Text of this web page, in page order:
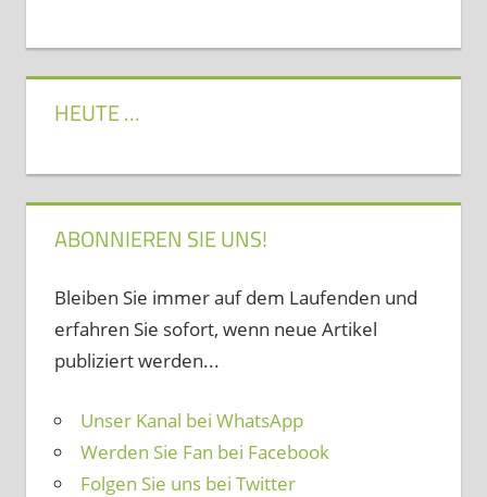
HEUTE …
ABONNIEREN SIE UNS!
Bleiben Sie immer auf dem Laufenden und
erfahren Sie sofort, wenn neue Artikel
publiziert werden...
Unser Kanal bei WhatsApp
Werden Sie Fan bei Facebook
Folgen Sie uns bei Twitter